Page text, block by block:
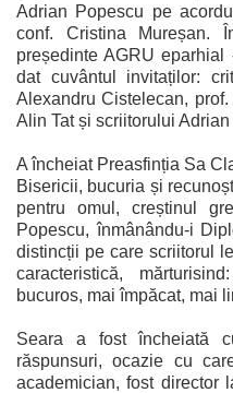
Adrian Popescu pe
conf. Cristina Mureșan.
președinte AGRU
dat cuvântul invitaților:
Alexandru Cistelecan,
Alin Tat și scriitorului
A încheiat Preasfinția Sa
Bisericii, bucuria și
pentru omul, creștinul
Popescu, înmânându-i
distincții pe care scriitorul
caracteristică,
bucuros, mai împăcat, mai
Seara a fost încheiată
răspunsuri, ocazie cu
academician, fost director